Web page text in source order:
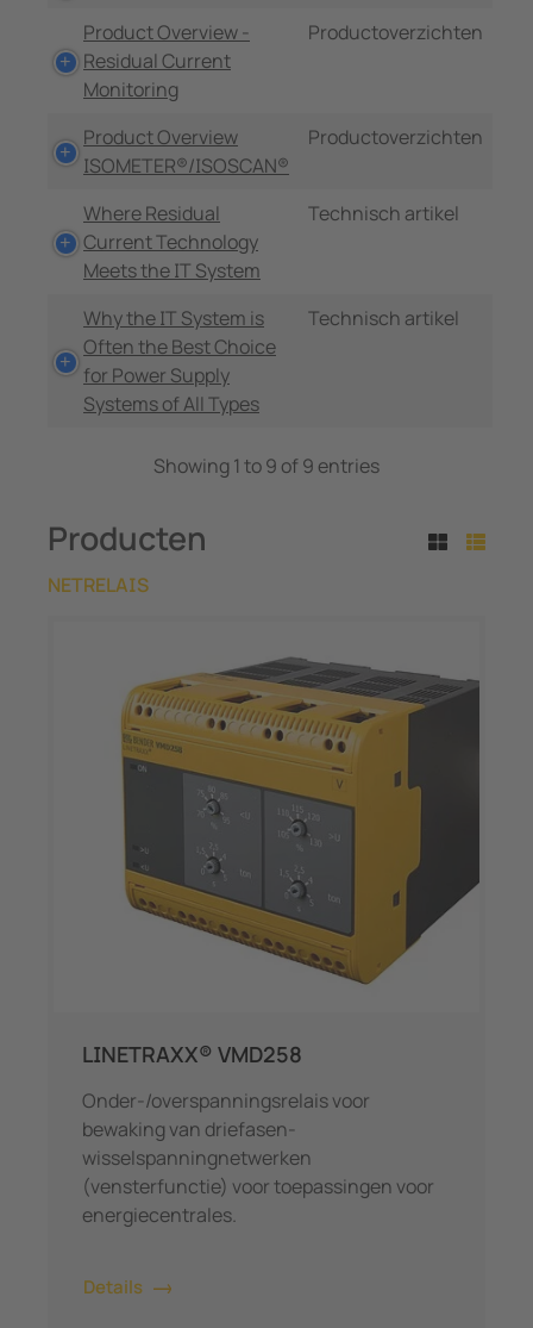
Product Overview -
Residual Current
Monitoring
Productoverzichten
Product Overview
ISOMETER®/ISOSCAN®
Productoverzichten
Where Residual
Current Technology
Meets the IT System
Technisch artikel
Why the IT System is
Often the Best Choice
for Power Supply
Systems of All Types
Technisch artikel
Showing 1 to 9 of 9 entries
Producten
NETRELAIS
LINETRAXX® VMD258
Onder-/overspanningsrelais voor
bewaking van driefasen-
wisselspanningnetwerken
(vensterfunctie) voor toepassingen voor
energiecentrales.
Details